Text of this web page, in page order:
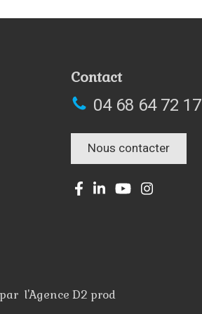
Contact
04 68 64 72 17
Nous contacter
l'Agence D2 prod